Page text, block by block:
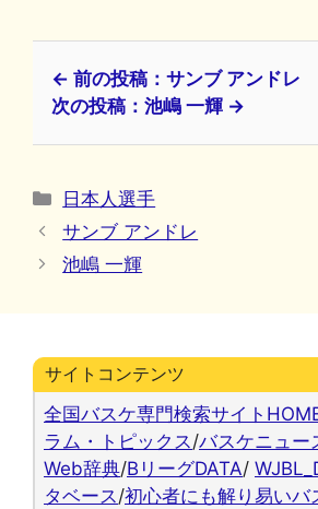
← 前の投稿：サンブ アンドレ
次の投稿：池嶋 一輝 →
カ
テ
ゴ
リ
日本人選手
サンブ アンドレ
池嶋 一輝
サイトコンテンツ
全国バスケ専門検索サイト
ラム・トピックス /バスケニュー
Web辞典/BリーグDATA/
タベース /初心者にも解り易いバ